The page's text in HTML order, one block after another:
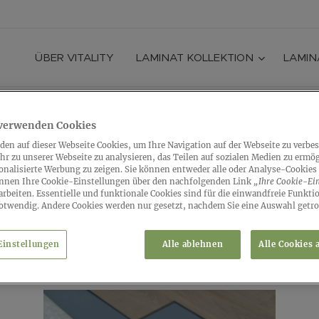
ÜBER VITALITY LAMINAT KOLLEKTION
Unterlagen
ist für die Verlegung Ihres Vitality-Bodens ohne
Untergrunds bietet unsere Unterlage eine
ist mit Fußbodenheizung und -kühlung kompatibel.
Cookies
auf dieser Webseite Cookies, um Ihre Navigation auf der Webseite zu
zu unserer Webseite zu analysieren, das Teilen auf sozialen Medien zu
Werbung zu zeigen. Sie können entweder alle oder Analyse-Cookies
Ihre Cookie-Einstellungen über den nachfolgenden Link „Ihre Cookie-
Essentielle und funktionale Cookies sind für die einwandfreie
Andere Cookies werden nur gesetzt, nachdem Sie eine Auswahl
Alle ablehnen Alle Cookies